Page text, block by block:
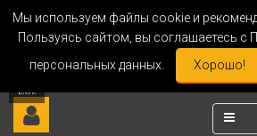
Мы используем файлы cookie и
Пользуясь сайтом, вы соглашаетесь с
персональных данных.
Хорошо!